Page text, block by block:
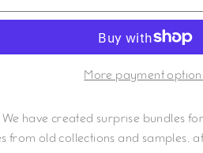
More payment
We have created surprise bundles
from old collections and samples,